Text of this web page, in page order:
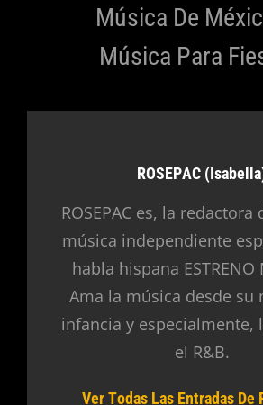
Música De
Música Para
Autor:
ROSEPAC
ROSEPAC es, la
música independiente
habla hispana ESTRENO
Ama la música desde su
infancia y especialmente,
el R&B.
Ver Todas Las Entradas De